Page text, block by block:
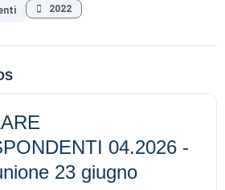
2022
04.2026 -
23 giugno